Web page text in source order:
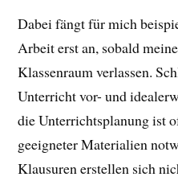
Dabei fängt für mich
Arbeit erst an, sobald
Klassenraum verlassen.
Unterricht vor- und
die Unterrichtsplanung ist
geeigneter Materialien
Klausuren erstellen sich